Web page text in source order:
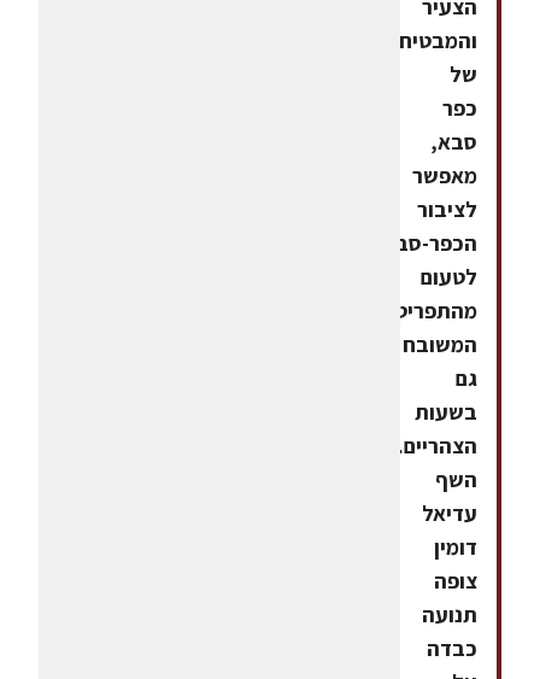
הצעיר
והמבטיח
של
כפר
סבא,
מאפשר
לציבור
הכפר-סבאי
לטעום
מהתפריט
המשובח
גם
בשעות
הצהריים.
השף
עדיאל
דומין
צופה
תנועה
כבדה